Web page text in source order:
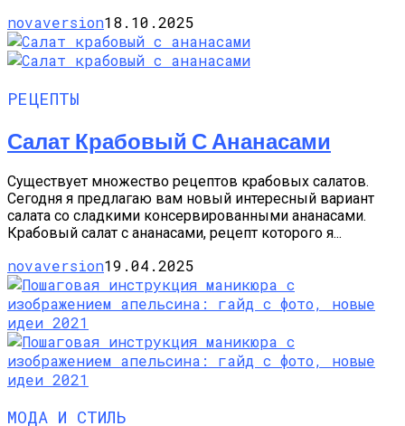
novaversion18.10.2025
РЕЦЕПТЫ
Салат Крабовый С Ананасами
Существует множество рецептов крабовых салатов.
Сегодня я предлагаю вам новый интересный вариант
салата со сладкими консервированными ананасами.
Крабовый салат с ананасами, рецепт которого я...
novaversion19.04.2025
МОДА И СТИЛЬ